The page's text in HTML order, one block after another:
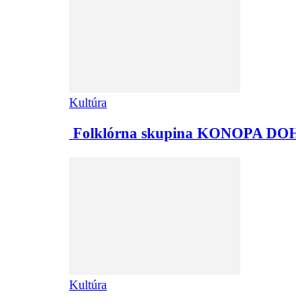
Kultúra
Folklórna skupina KONOPA
Kultúra